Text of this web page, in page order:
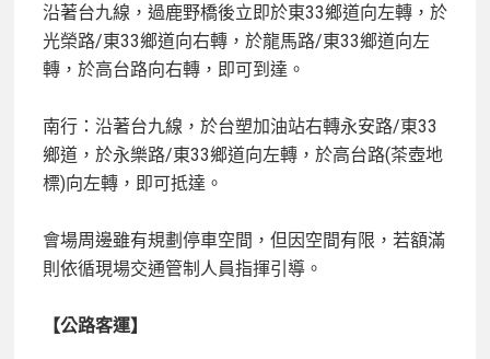
沿著台九線，過鹿野橋後立即於東33鄉道向左轉，於
光榮路/東33鄉道向右轉，於龍馬路/東33鄉道向左
轉，於高台路向右轉，即可到達。
南行：沿著台九線，於台塑加油站右轉永安路/東33
鄉道，於永樂路/東33鄉道向左轉，於高台路(茶壺地
標)向左轉，即可抵達。
會場周邊雖有規劃停車空間，但因空間有限，若額滿
則依循現場交通管制人員指揮引導。
【公路客運】